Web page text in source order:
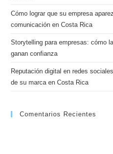
Cómo lograr que su empresa
comunicación en Costa Rica
Storytelling para empresas: cómo
ganan confianza
Reputación digital en redes
de su marca en Costa Rica
Comentarios Recientes